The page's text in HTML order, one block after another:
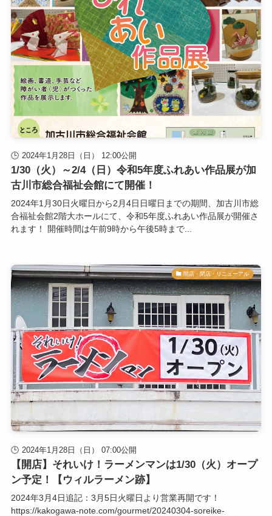
2024年1月28日（日） 12:00公開
1/30（火）～2/4（日）令和5年度ふれあい作品展が加
古川市総合福祉会館にて開催！
2024年1月30日火曜日から2月4日日曜日までの期間、加古川市総
合福祉会館2階大ホールにて、令和5年度ふれあい作品展が開催さ
れます！ 開催時間は午前9時から午後5時まで...
開店・閉店・リニューアル
2024年1月28日（日） 07:00公開
【開店】それいけ！ラーメンマンは1/30（火）オープ
ン予定！【ウィルラーメン跡】
2024年3月4日追記：3月5日火曜日より営業再開です！
https://kakogawa-note.com/gourmet/20240304-soreike-